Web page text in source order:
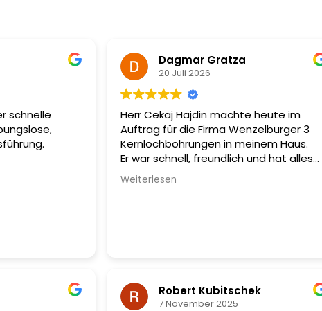
schnelle
Dagmar Gratza
20 Juli 2026
Herr Cekaj Hajdin machte heute im
Auftrag für die Firma Wenzelburger 3
Kernlochbohrungen in meinem Haus.
Er war schnell, freundlich und hat alles
sehr sauber hinterlassen.
Weiterlesen
Robert Kubitschek
7 November 2025